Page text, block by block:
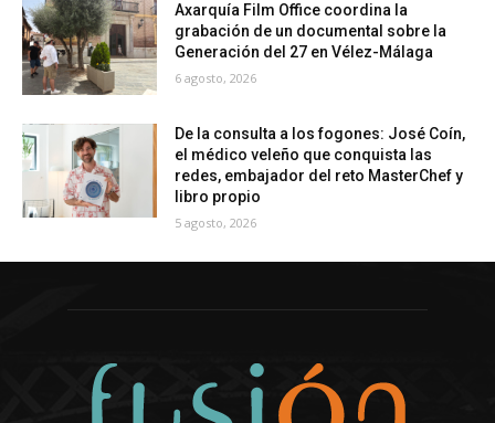
Axarquía Film Office coordina la
grabación de un documental sobre la
Generación del 27 en Vélez-Málaga
6 agosto, 2026
De la consulta a los fogones: José Coín,
el médico veleño que conquista las
redes, embajador del reto MasterChef y
libro propio
5 agosto, 2026